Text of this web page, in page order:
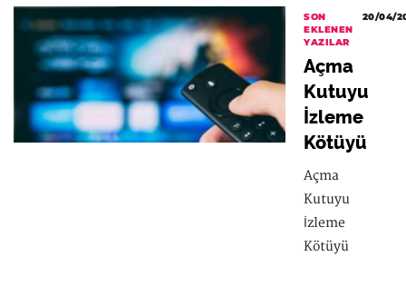
SON
EKLENEN
YAZILAR
20/04/
Açma
Kutuyu
İzleme
Kötüyü
Açma
Kutuyu
İzleme
Kötüyü